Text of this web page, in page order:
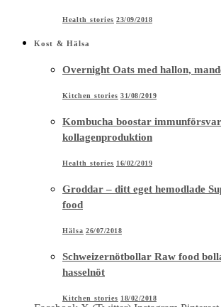
Health stories 23/09/2018
Kost & Hälsa
Overnight Oats med hallon,
Kitchen stories 31/08/2019
Kombucha boostar
kollagenproduktion
Health stories 16/02/2019
Groddar – ditt eget hemodlade
food
Hälsa 26/07/2018
Schweizernötbollar Raw food
hasselnöt
Kitchen stories 18/02/2018